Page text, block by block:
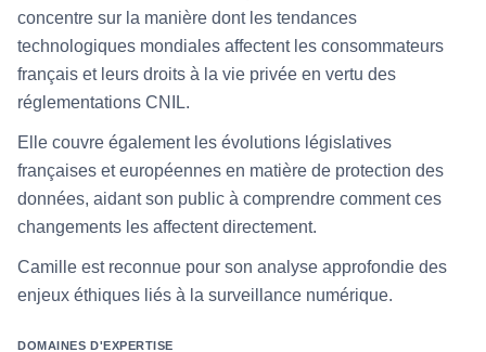
concentre sur la manière dont les tendances
technologiques mondiales affectent les consommateurs
français et leurs droits à la vie privée en vertu des
réglementations CNIL.
Elle couvre également les évolutions législatives
françaises et européennes en matière de protection des
données, aidant son public à comprendre comment ces
changements les affectent directement.
Camille est reconnue pour son analyse approfondie des
enjeux éthiques liés à la surveillance numérique.
DOMAINES D'EXPERTISE